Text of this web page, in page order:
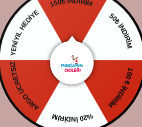
50₺ İNDİRİM
100 ₺ İNDİRİM
%20 İNDİRİM
KARGO ÜCRETSİZ
YENİYIL HEDİYE